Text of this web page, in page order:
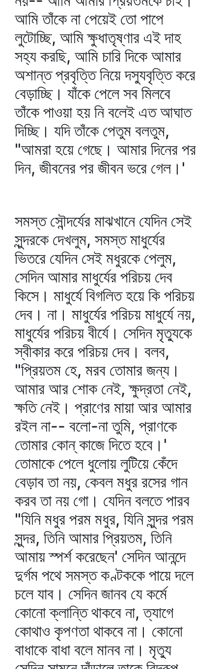
আমি তাঁকে না পেয়েই তো পাপে
লুটোচ্ছি, আমি ক্ষুধাতৃষ্ণার এই দাহ
সহ্য করছি, আমি চারি দিকে আমার
অশান্ত প্রবৃত্তি নিয়ে দস্যুবৃত্তি করে
বেড়াচ্ছি। যাঁকে পেলে সব মিলবে
তাঁকে পাওয়া হয় নি বলেই এত আঘাত
দিচ্ছি। যদি তাঁকে পেতুম বলতুম,
"আমরা হয়ে গেছে। আমার দিনের পর
দিন, জীবনের পর জীবন ভরে গেল।'
সমস্ত সৌন্দর্যের মাঝখানে যেদিন সেই
সুন্দরকে দেখলুম, সমস্ত মাধুর্যের
ভিতরে যেদিন সেই মধুরকে পেলুম,
সেদিন আমার মাধুর্যের পরিচয় দেব
কিসে। মাধুর্যে বিগলিত হয়ে কি পরিচয়
দেব। না। মাধুর্যের পরিচয় মাধুর্যে নয়,
মাধুর্যের পরিচয় বীর্যে। সেদিন মৃত্যুকে
স্বীকার করে পরিচয় দেব। বলব,
"প্রিয়তম হে, মরব তোমার জন্য।
আমার আর শোক নেই, ক্ষুদ্রতা নেই,
ক্ষতি নেই। প্রাণের মায়া আর আমার
রইল না-- বলো-না তুমি, প্রাণকে
তোমার কোন্‌ কাজে দিতে হবে।'
তোমাকে পেলে ধুলোয় লুটিয়ে কেঁদে
বেড়াব তা নয়, কেবল মধুর রসের গান
করব তা নয় গো। যেদিন বলতে পারব
"যিনি মধুর পরম মধুর, যিনি সুন্দর পরম
সুন্দর, তিনি আমার প্রিয়তম, তিনি
আমায় স্পর্শ করেছেন' সেদিন আনন্দে
দুর্গম পথে সমস্ত কণ্টককে পায়ে দলে
চলে যাব। সেদিন জানব যে কর্মে
কোনো ক্লান্তি থাকবে না, ত্যাগে
কোথাও কৃপণতা থাকবে না। কোনো
বাধাকে বাধা বলে মানব না। মৃত্যু